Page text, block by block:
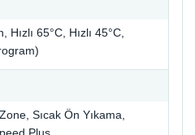
65°C, Hızlı 45°C,
Sıcak Ön Yıkama,